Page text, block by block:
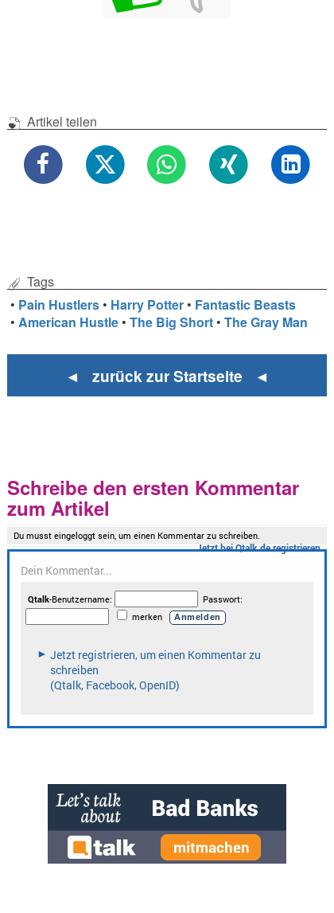
Artikel teilen
Tags
• Pain Hustlers • Harry Potter • Fantastic Beasts
•American Hustle •The Big Short •The Gray Man
◄ zurück zur Startseite ◄
Schreibe den ersten Kommentar
zum Artikel